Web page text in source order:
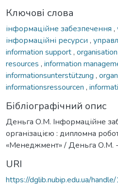
Ключові слова
інформаційне забезпечення ,
інформаційні ресурси ,
information support,
resources , information
informationsunterstützung ,
informationsressourcen ,
Бібліографічний опис
Деньга О.М. Інформаційне
організацією : дипломна
«Менеджмент» / Деньга О.М.
URI
https://dglib.nubip.edu.ua/